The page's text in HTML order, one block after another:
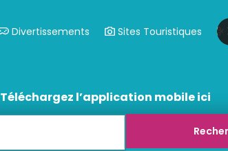
Divertissements Sites Touristiques
Téléchargez l’application mobile ici